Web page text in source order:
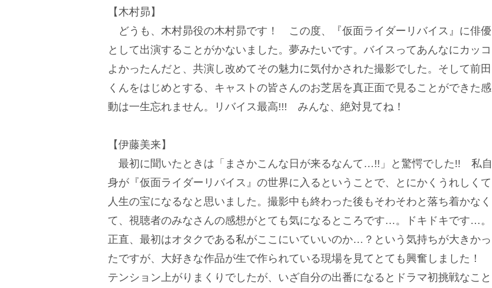
【木村昴】
どうも、木村昴役の木村昴です！ この度、『仮面ライダーリバイス』に俳優
として出演することがかないました。夢みたいです。バイスってあんなにカッコ
よかったんだと、共演し改めてその魅力に気付かされた撮影でした。そして前田
くんをはじめとする、キャストの皆さんのお芝居を真正面で見ることができた感
動は一生忘れません。リバイス最高!!! みんな、絶対見てね！
【伊藤美来】
最初に聞いたときは「まさかこんな日が来るなんて…!!」と驚愕でした!! 私自
身が『仮面ライダーリバイス』の世界に入るということで、とにかくうれしくて
人生の宝になるなと思いました。撮影中も終わった後もそわそわと落ち着かなく
て、視聴者のみなさんの感想がとても気になるところです…。ドキドキです…。
正直、最初はオタクである私がここにいていいのか…？という気持ちが大きかっ
たですが、大好きな作品が生で作られている現場を見てとても興奮しました！
テンション上がりまくりでしたが、いざ自分の出番になるとドラマ初挑戦なこと